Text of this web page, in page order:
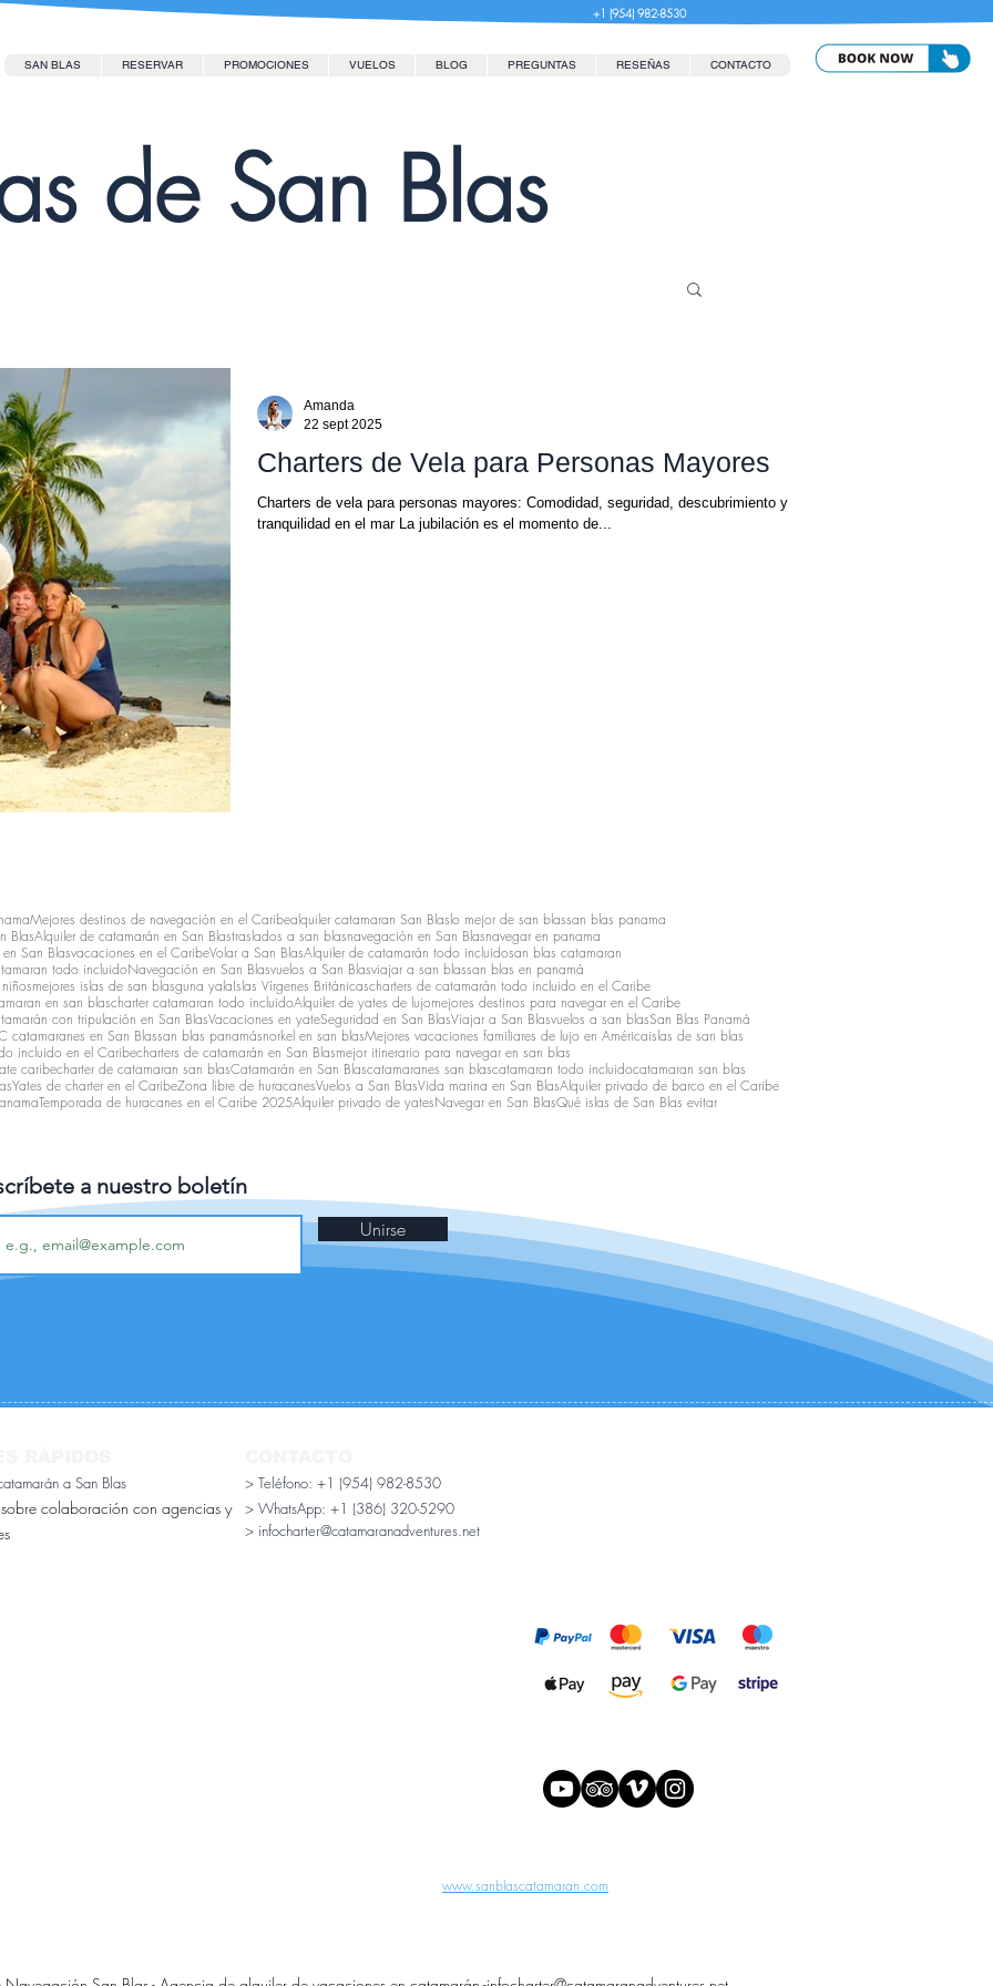
+1 (954) 982-8530
SAN BLAS RESERVAR PROMOCIONES VUELOS BLOG PREGUNTAS RESEÑAS CONTACTO
de San Blas
Charters de Vela para Personas Mayores
Charters de vela para personas mayores: Comodidad, seguridad, descubrimiento y
tranquilidad en el mar La jubilación es el momento de...
Amanda
22 sept 2025
Mejores destinos de navegación en el Caribealquiler catamaran San Blaslo mejor de san blassan blas panama
BlasAlquiler de catamarán en San Blastraslados a san blasnavegación en San Blasnavegar en panama
San Blasvacaciones en el CaribeVolar a San BlasAlquiler de catamarán todo incluidosan blas catamaran
todo incluidoNavegación en San Blasvuelos a San Blasviajar a san blassan blas en panamá
mejores islas de san blasguna yalaIslas Vírgenes Británicascharters de catamarán todo incluido en el Caribe
en san blascharter catamaran todo incluidoAlquiler de yates de lujomejores destinos para navegar en el Caribe
con tripulación en San BlasVacaciones en yateSeguridad en San BlasViajar a San Blasvuelos a san blasSan Blas Panamá
catamaranes en San Blassan blas panamásnorkel en san blasMejores vacaciones familiares de lujo en Américaislas de san blas
incluido en el Caribecharters de catamarán en San Blasmejor itinerario para navegar en san blas
caribecharter de catamaran san blasCatamarán en San Blascatamaranes san blascatamaran todo incluidocatamaran san blas
Yates de charter en el CaribeZona libre de huracanesVuelos a San BlasVida marina en San BlasAlquiler privado de barco en el Caribe
Temporada de huracanes en el Caribe 2025Alquiler privado de yatesNavegar en San BlasQué islas de San Blas evitar
a nuestro boletín
Unirse
a San Blas
colaboración con agencias y
> Teléfono: +1 (954) 982-8530
> WhatsApp: +1 (386) 320-5290
> infocharter@catamaranadventures.net
www.sanblascatamaran.com